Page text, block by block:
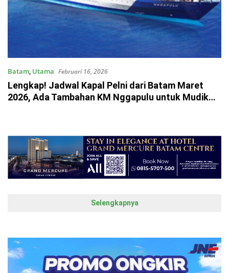
Batam, Utama Februari 16, 2026
Lengkap! Jadwal Kapal Pelni dari Batam Maret
2026, Ada Tambahan KM Nggapulu untuk Mudik
Selengkapnya